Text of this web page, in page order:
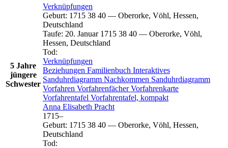
5 Jahre
jüngere
Schwester
Verknüpfungen
Geburt: 1715 38 40 — Oberorke, Vöhl, Hessen,
Deutschland
Taufe: 20. Januar 1715 38 40 — Oberorke, Vöhl,
Hessen, Deutschland
Tod:
Verknüpfungen
Beziehungen Familienbuch Interaktives
Sanduhrdiagramm Nachkommen Sanduhrdiagramm
Vorfahren VorfahrenfächerVorfahrenkarte
Vorfahrentafel Vorfahrentafel, kompakt
Anna Elisabeth Pracht
1715–
Geburt: 1715 38 40 — Oberorke, Vöhl, Hessen,
Deutschland
Tod: